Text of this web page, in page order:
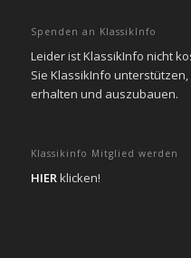
Spenden an KlassikInfo
Leider ist KlassikInfo nicht
Sie KlassikInfo
erhalten und auszubauen.
Klassikinfo Mitglied werden
HIERklicken!